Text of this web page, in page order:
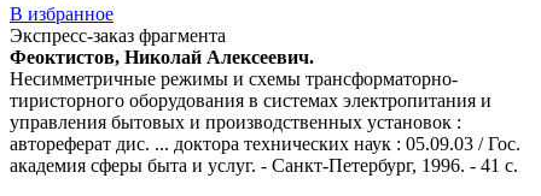
В избранное
Экспресс-заказ фрагмента
Феоктистов, Николай Алексеевич.
Несимметричные режимы и схемы трансформаторно-
тиристорного оборудования в системах электропитания и
управления бытовых и производственных установок :
автореферат дис. ... доктора технических наук : 05.09.03 / Гос.
академия сферы быта и услуг. - Санкт-Петербург, 1996. - 41 с.